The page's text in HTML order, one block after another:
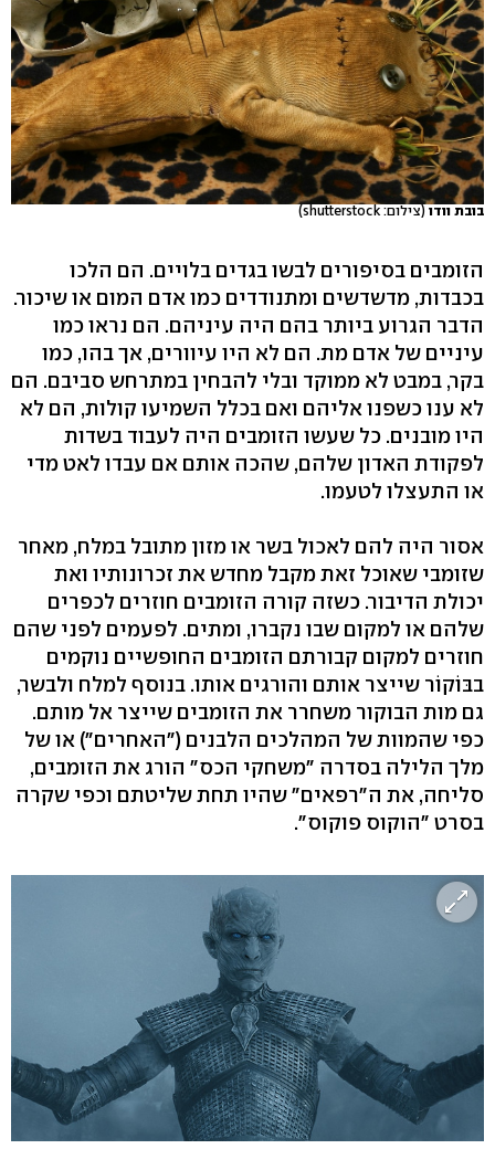
בובת וודו (צילום: shutterstock)
הזומבים בסיפורים לבשו בגדים בלויים. הם הלכו
בכבדות, מדשדשים ומתנודדים כמו אדם המום או שיכור.
הדבר הגרוע ביותר בהם היה עיניהם. הם נראו כמו
עיניים של אדם מת. הם לא היו עיוורים, אך בהו, כמו
בקר, במבט לא ממוקד ובלי להבחין במתרחש סביבם. הם
לא ענו כשפנו אליהם ואם בכלל השמיעו קולות, הם לא
היו מובנים. כל שעשו הזומבים היה לעבוד בשדות
לפקודת האדון שלהם, שהכה אותם אם עבדו לאט מדי
או התעצלו לטעמו.
אסור היה להם לאכול בשר או מזון מתובל במלח, מאחר
שזומבי שאוכל זאת מקבל מחדש את זכרונותיו ואת
יכולת הדיבור. כשזה קורה הזומבים חוזרים לכפרים
שלהם או למקום שבו נקברו, ומתים. לפעמים לפני שהם
חוזרים למקום קבורתם הזומבים החופשיים נוקמים
בבּוֹקוֹר שייצר אותם והורגים אותו. בנוסף למלח ולבשר,
גם מות הבוקור משחרר את הזומבים שייצר אל מותם.
כפי שהמוות של המהלכים הלבנים ("האחרים") או של
מלך הלילה בסדרה "משחקי הכס" הורג את הזומבים,
סליחה, את ה"רפאים" שהיו תחת שליטתם וכפי שקרה
בסרט "הוקוס פוקוס".